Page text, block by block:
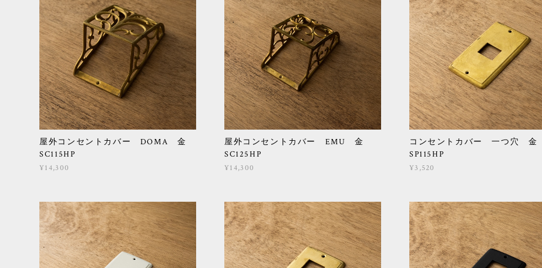
屋外コンセントカバー DOMA 金
SC115HP
¥14,300
屋外コンセントカバー EMU 金
SC125HP
¥14,300
コンセントカバー 一つ穴 金
SP115HP
¥3,520